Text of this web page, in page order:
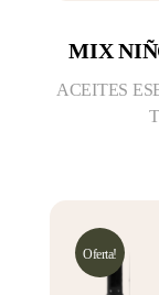
MIX
ACEITES
Oferta!